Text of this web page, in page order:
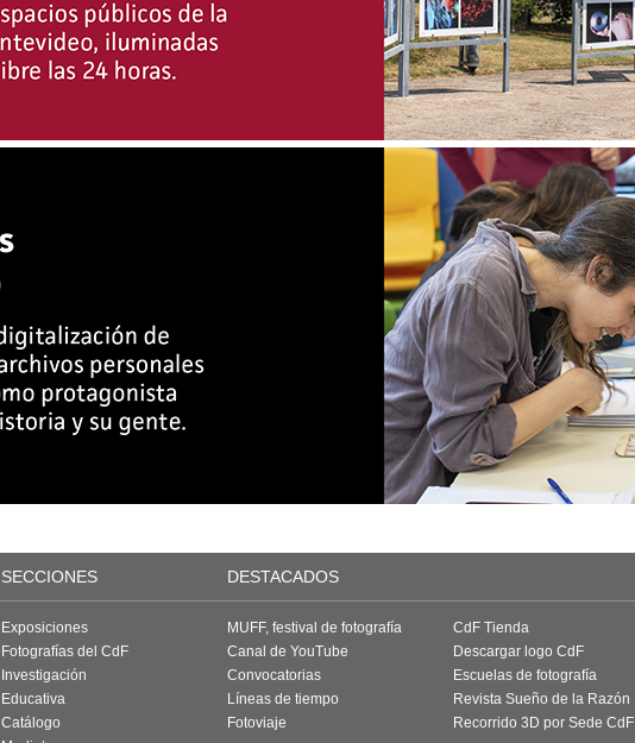
SECCIONES DESTACADOS
Exposiciones
Fotografías del CdF
Investigación
Educativa
Catálogo
MUFF, festival de fotografía
Canal de YouTube
Convocatorias
Líneas de tiempo
Fotoviaje
CdF Tienda
Descargar logo CdF
Escuelas de fotografía
Revista Sueño de la Razón
Recorrido 3D por Sede CdF